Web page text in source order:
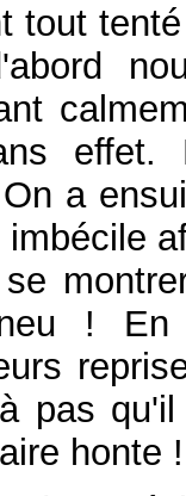
tout
effet.
a
! En
pas
honte !